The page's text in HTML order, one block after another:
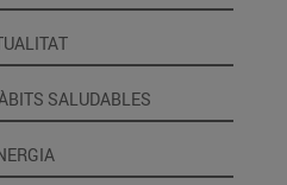
SALUDABLES